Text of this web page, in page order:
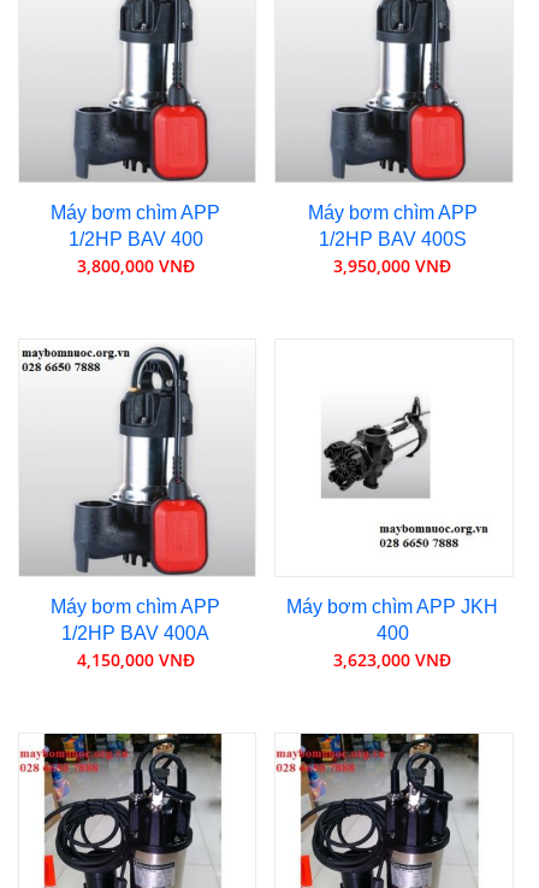
Máy bơm chìm APP
1/2HP BAV 400
3,800,000 VNĐ
Máy bơm chìm APP
1/2HP BAV 400S
3,950,000 VNĐ
Máy bơm chìm APP
1/2HP BAV 400A
4,150,000 VNĐ
Máy bơm chìm APP JKH
400
3,623,000 VNĐ